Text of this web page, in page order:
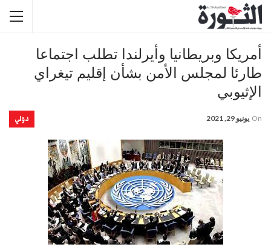
أمريكا وبريطانيا وأيرلندا تطلب اجتماعا
طارئا لمجلس الأمن بشأن إقليم تيغراي
الإثيوبي
دولي On يونيو 29, 2021